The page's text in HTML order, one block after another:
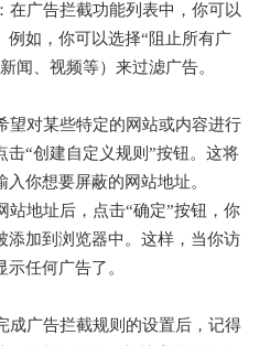
在广告拦截功能列表中，你可以
例如，你可以选择“阻止所有广
闻、视频等）来过滤广告。
望对某些特定的网站或内容进行
“创建自定义规则”按钮。这将
你想要屏蔽的网站地址。
站地址后，点击“确定”按钮，你
添加到浏览器中。这样，当你访
任何广告了。
成广告拦截规则的设置后，记得